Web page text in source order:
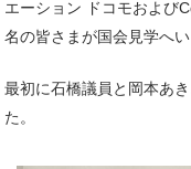
エーション ドコモおよび
名の皆さまが国会見学へい
最初に石橋議員と岡本あ
た。